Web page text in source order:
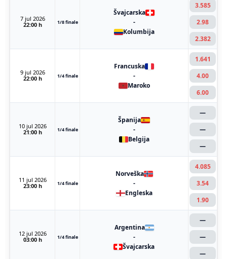
7 jul 2026
22:00 h
1/8 finale
Švajcarska
-
Kolumbija
3.585
2.98
2.382
9 jul 2026
22:00 h
1/4 finale
Francuska
-
Maroko
1.641
4.00
6.00
10 jul 2026
21:00 h
1/4 finale
Španija
-
Belgija
—
—
—
11 jul 2026
23:00 h
1/4 finale
Norveška
-
Engleska
4.085
3.54
1.90
12 jul 2026
03:00 h
1/4 finale
Argentina
-
Švajcarska
—
—
—